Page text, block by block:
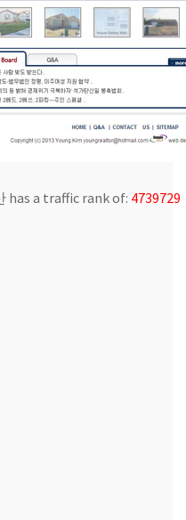
has a traffic rank of: 4739729